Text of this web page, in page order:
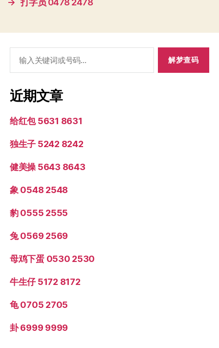
→ 打字员 0478 2478
索：
近期文章
给红包 5631 8631
独生子 5242 8242
健美操 5643 8643
象 0548 2548
豹 0555 2555
兔 0569 2569
母鸡下蛋 0530 2530
牛生仔 5172 8172
龟 0705 2705
卦 6999 9999